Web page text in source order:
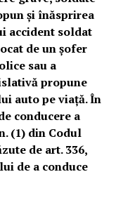
și înăsprirea
accident soldat
de un șofer
sau a
propune
auto pe viață. În
conducere a
(1) din Codul
de art. 336,
de a conduce